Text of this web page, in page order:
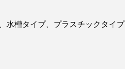
水槽タイプ、プラスチックタイプ